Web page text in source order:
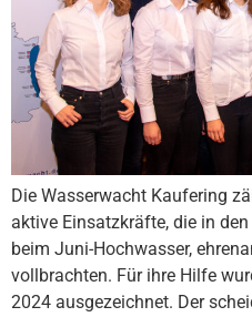
Die Wasserwacht Kaufering
aktive Einsatzkräfte, die in
beim Juni-Hochwasser,
vollbrachten. Für ihre Hilfe
2024 ausgezeichnet. Der